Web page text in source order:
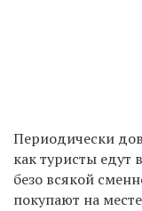
Периодически
как туристы
безо всякой
покупают на